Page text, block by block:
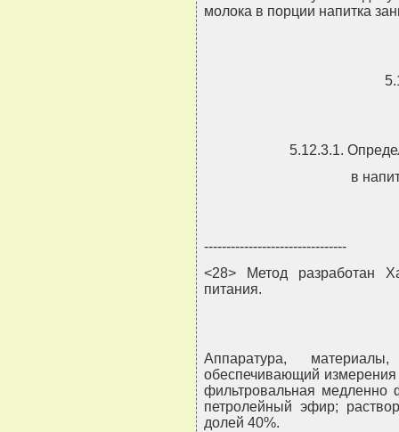
молока в порции напитка
5.12.3.1.
в
--------------------------------
<28> Метод разработан
питания.
Аппаратура, материалы,
обеспечивающий
фильтровальная медленно
петролейный эфир;
долей 40%.